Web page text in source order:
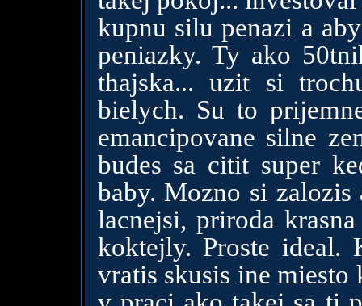
kupnu silu penazi a
peniazky. Ty ako
thajska... uzit si
bielych. Su to
emancipovane silne
budes sa citit super
baby. Mozno si
lacnejsi, priroda
koktejly. Proste ideal.
vratis skusis ine